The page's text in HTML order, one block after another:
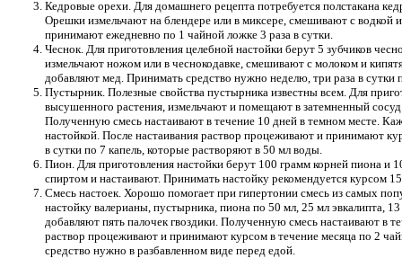
Кедровые орехи. Для домашнего рецепта потребуется полстакана
Орешки измельчают на блендере или в миксере, смешивают с водкой
принимают ежедневно по 1 чайной ложке 3 раза в сутки.
Чеснок. Для приготовления целебной настойки берут 5 зубчиков
измельчают ножом или в чеснокодавке, смешивают с молоком и
добавляют мед. Принимать средство нужно неделю, три раза в
Пустырник. Полезные свойства пустырника известны всем. Для
высушенного растения, измельчают и помещают в затемненный
Полученную смесь настаивают в течение 10 дней в темном месте.
настойкой. После настаивания раствор процеживают и принимают
в сутки по 7 капель, которые растворяют в 50 мл воды.
Пион. Для приготовления настойки берут 100 грамм корней пиона и
спиртом и настаивают. Принимать настойку рекомендуется курсом
Смесь настоек. Хорошо помогает при гипертонии смесь из самых
настойку валерианы, пустырника, пиона по 50 мл, 25 мл эвкалипта,
добавляют пять палочек гвоздики. Полученную смесь настаивают в
раствор процеживают и принимают курсом в течение месяца по 2
средство нужно в разбавленном виде перед едой.